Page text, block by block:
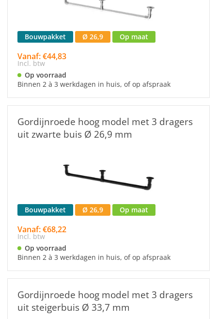
Bouwpakket Ø 26,9 Op maat
Vanaf: €44,83
Incl. btw
Op voorraad
Binnen 2 à 3 werkdagen in huis, of op afspraak
Gordijnroede hoog model met 3 dragers
uit zwarte buis Ø 26,9 mm
Bouwpakket Ø 26,9 Op maat
Vanaf: €68,22
Incl. btw
Op voorraad
Binnen 2 à 3 werkdagen in huis, of op afspraak
Gordijnroede hoog model met 3 dragers
uit steigerbuis Ø 33,7 mm